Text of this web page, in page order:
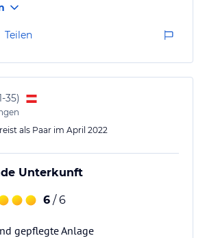
Kinderspielzimmer vorhanden
Teilen
35)
als Paar im April 2022
Unterkunft
6 / 6
gepflegte Anlage